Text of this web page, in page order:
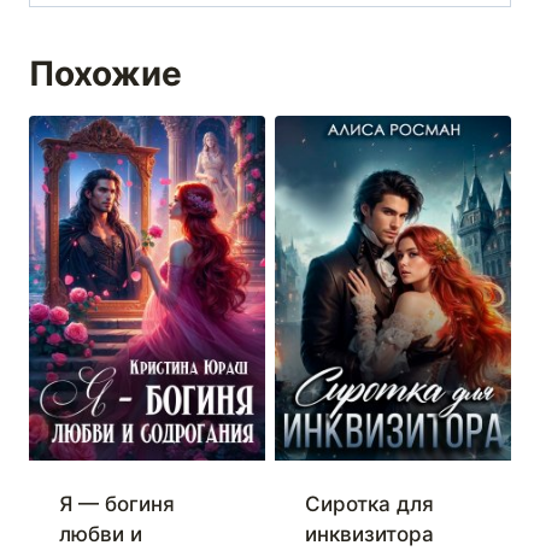
Похожие
Я — богиня
любви и
Сиротка для
инквизитора